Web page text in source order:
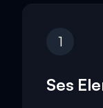
1
Ses